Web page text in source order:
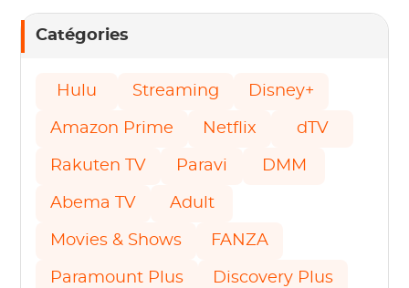
Catégories
Hulu Streaming Disney+
Amazon Prime Netflix dTV
Rakuten TV Paravi DMM
Abema TV Adult
Movies & Shows FANZA
Paramount Plus Discovery Plus